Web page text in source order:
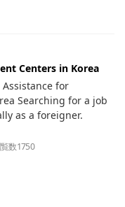
Centers in Korea
Assistance for
Searching for a job
as a foreigner.
数1750